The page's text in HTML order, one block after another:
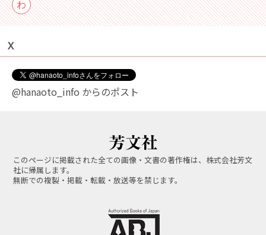
わ
Ｘ
@hanaoto_info からのポスト
このページに掲載された全ての画像・文書の著作権は、株式会社芳文
社に帰属します。
無断での複製・掲載・転載・放送等を禁じます。